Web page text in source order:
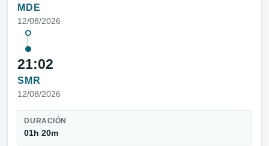
MDE
12/08/2026
21:02
SMR
12/08/2026
DURACIÓN
01h 20m